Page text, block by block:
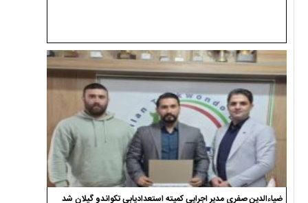
ضیاءالدین صفری مدیر اجرایی کمیته استعدادیابی تکواندو گیلان شد